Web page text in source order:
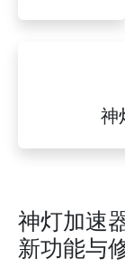
神
神灯加速
新功能与